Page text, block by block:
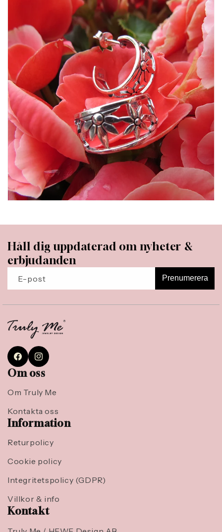
Håll dig uppdaterad om nyheter &
erbjudanden
E-post Prenumerera
FacebookInstagram
Om oss
Om Truly Me
Kontakta oss
Information
Returpolicy
Cookie policy
Integritetspolicy (GDPR)
Villkor & info
Kontakt